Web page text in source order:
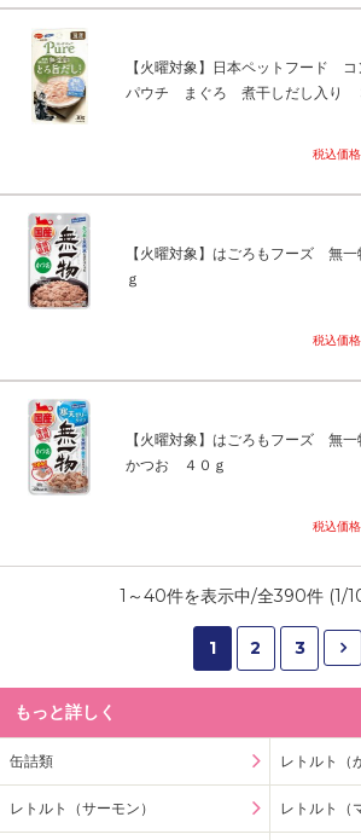
【火曜対象】日本ペットフード
パウチ まぐろ 煮干しだし入り
税込価
【火曜対象】はごろもフーズ
ｇ
税込価
【火曜対象】はごろもフーズ
かつお ４０ｇ
税込価
1 ～40件を表示中/全390件 (1/
1 2 3
もっと詳しく
缶詰類 レトルト（
レトルト（サーモン） レトルト（